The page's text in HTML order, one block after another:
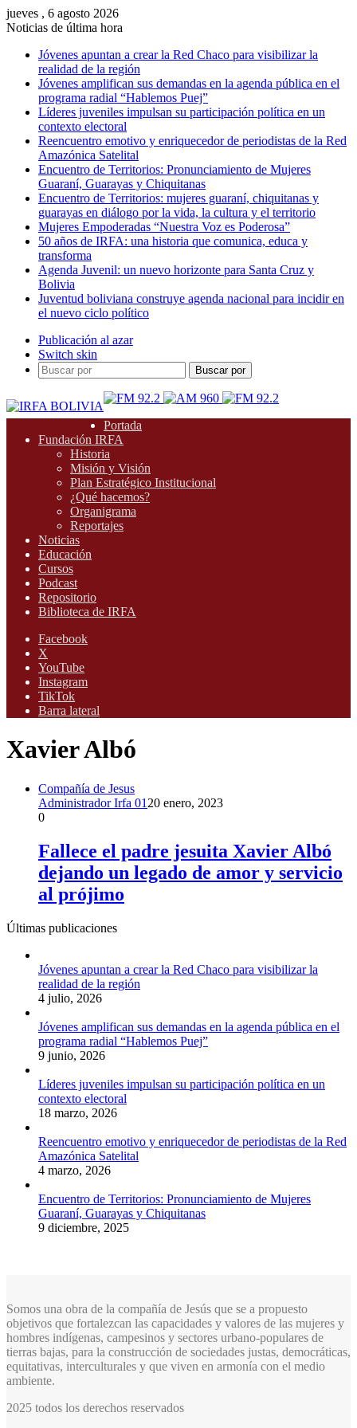
jueves , 6 agosto 2026
Noticias de última hora
Jóvenes apuntan a crear la Red Chaco para visibilizar la
realidad de la región
Jóvenes amplifican sus demandas en la agenda pública en el
programa radial “Hablemos Puej”
Líderes juveniles impulsan su participación política en un
contexto electoral
Reencuentro emotivo y enriquecedor de periodistas de la Red
Amazónica Satelital
Encuentro de Territorios: Pronunciamiento de Mujeres
Guaraní, Guarayas y Chiquitanas
Encuentro de Territorios: mujeres guaraní, chiquitanas y
guarayas en diálogo por la vida, la cultura y el territorio
Mujeres Empoderadas “Nuestra Voz es Poderosa”
50 años de IRFA: una historia que comunica, educa y
transforma
Agenda Juvenil: un nuevo horizonte para Santa Cruz y
Bolivia
Juventud boliviana construye agenda nacional para incidir en
el nuevo ciclo político
Publicación al azar
Switch skin
Buscar por
Portada
Fundación IRFA
Historia
Misión y Visión
Plan Estratégico Institucional
¿Qué hacemos?
Organigrama
Reportajes
Noticias
Educación
Cursos
Podcast
Repositorio
Biblioteca de IRFA
Facebook
X
YouTube
Instagram
TikTok
Barra lateral
Xavier Albó
Compañía de Jesus
Administrador Irfa 01 20 enero, 2023
0
Fallece el padre jesuita Xavier Albó
dejando un legado de amor y servicio
al prójimo
Últimas publicaciones
Jóvenes apuntan a crear la Red Chaco para visibilizar la
realidad de la región
4 julio, 2026
Jóvenes amplifican sus demandas en la agenda pública en el
programa radial “Hablemos Puej”
9 junio, 2026
Líderes juveniles impulsan su participación política en un
contexto electoral
18 marzo, 2026
Reencuentro emotivo y enriquecedor de periodistas de la Red
Amazónica Satelital
4 marzo, 2026
Encuentro de Territorios: Pronunciamiento de Mujeres
Guaraní, Guarayas y Chiquitanas
9 diciembre, 2025
Somos una obra de la compañía de Jesús que se a propuesto
objetivos que fortalezcan las capacidades y valores de las mujeres y
hombres indígenas, campesinos y sectores urbano-populares de
tierras bajas, para la construcción de sociedades justas, democráticas,
equitativas, interculturales y que viven en armonía con el medio
ambiente.
2025 todos los derechos reservados